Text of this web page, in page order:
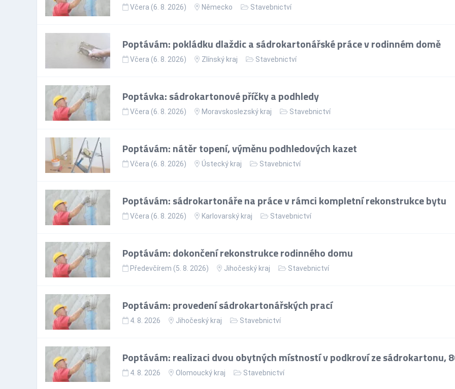
Včera (6. 8. 2026) Německo Stavebnictví
Poptávám: pokládku dlaždic a sádrokartonářské práce v rodinném domě
Včera (6. 8. 2026) Zlínský kraj Stavebnictví
Poptávka: sádrokartonové příčky a podhledy
Včera (6. 8. 2026) Moravskoslezský kraj Stavebnictví
Poptávám: nátěr topení, výměnu podhledových kazet
Včera (6. 8. 2026) Ústecký kraj Stavebnictví
Poptávám: sádrokartonáře na práce v rámci kompletní rekonstrukce bytu
Včera (6. 8. 2026) Karlovarský kraj Stavebnictví
Poptávám: dokončení rekonstrukce rodinného domu
Předevčírem (5. 8. 2026) Jihočeský kraj Stavebnictví
Poptávám: provedení sádrokartonářských prací
4. 8. 2026 Jihočeský kraj Stavebnictví
Poptávám: realizaci dvou obytných místností v podkroví ze sádrokartonu,
4. 8. 2026 Olomoucký kraj Stavebnictví